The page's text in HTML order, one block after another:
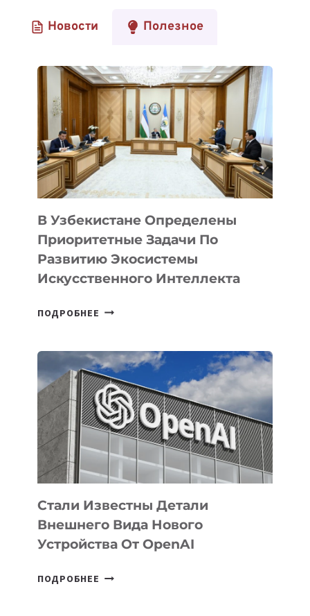
Новости Полезное
В Узбекистане Определены
Приоритетные Задачи По
Развитию Экосистемы
Искусственного Интеллекта
ПОДРОБНЕЕ В
ПРИОРИТЕТНЫЕ
ЗАДАЧИ
ПО
РАЗВИТИЮ
ЭКОСИСТЕМЫ
ИСКУССТВЕННОГО
ИНТЕЛЛЕКТА
Стали Известны Детали
Внешнего Вида Нового
Устройства От OpenAI
ПОДРОБНЕЕ СТАЛИ